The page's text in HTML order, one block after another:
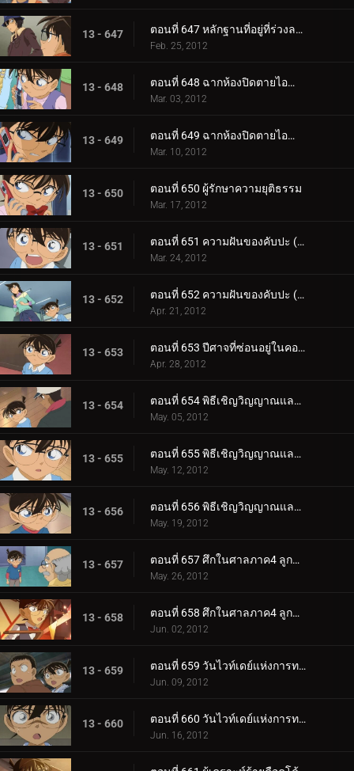
13 - 647 ตอนที่ 647 หลักฐานที่อยู่ที่ร่วงลงมา
Feb. 25, 2012
13 - 648 ตอนที่ 648 ฉากห้องปิดตายไอน้ำ (ตอน 1)
Mar. 03, 2012
13 - 649 ตอนที่ 649 ฉากห้องปิดตายไอน้ำ (ตอน 2)
Mar. 10, 2012
13 - 650 ตอนที่ 650 ผู้รักษาความยุติธรรม
Mar. 17, 2012
13 - 651 ตอนที่ 651 ความฝันของคับปะ (ตอน 1)
Mar. 24, 2012
13 - 652 ตอนที่ 652 ความฝันของคับปะ (ตอน 2)
Apr. 21, 2012
13 - 653 ตอนที่ 653 ปีศาจที่ซ่อนอยู่ในคอร์ตเทนนิส
Apr. 28, 2012
13 - 654 ตอนที่ 654 พิธีเชิญวิญญาณและคดีฆาตกรรมในห้องปิดตาย (ตอน 1)
May. 05, 2012
13 - 655 ตอนที่ 655 พิธีเชิญวิญญาณและคดีฆาตกรรมในห้องปิดตาย (ตอน 2)
May. 12, 2012
13 - 656 ตอนที่ 656 พิธีเชิญวิญญาณและคดีฆาตกรรมในห้องปิดตาย (ตอน 3)
May. 19, 2012
13 - 657 ตอนที่ 657 ศึกในศาลภาค4 ลูกขุนผู้ชี้ขาดคือโคบายาชิ สึมิโกะ (ตอน 1)
May. 26, 2012
13 - 658 ตอนที่ 658 ศึกในศาลภาค4 ลูกขุนผู้ชี้ขาดคือโคบายาชิ สึมิโกะ (ตอน 2)
Jun. 02, 2012
13 - 659 ตอนที่ 659 วันไวท์เดย์แห่งการทรยศ (ตอน 1)
Jun. 09, 2012
13 - 660 ตอนที่ 660 วันไวท์เดย์แห่งการทรยศ (ตอน 2)
Jun. 16, 2012